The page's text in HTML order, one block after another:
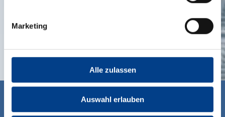
Marketing
Alle zulassen
Auswahl erlauben